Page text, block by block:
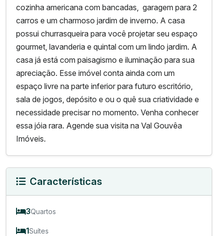
cozinha americana com bancadas, garagem para 2
carros e um charmoso jardim de inverno. A casa
possui churrasqueira para você projetar seu espaço
gourmet, lavanderia e quintal com um lindo jardim. A
casa já está com paisagismo e iluminação para sua
apreciação. Esse imóvel conta ainda com um
espaço livre na parte inferior para futuro escritório,
sala de jogos, depósito e ou o quê sua criatividade e
necessidade precisar no momento. Venha conhecer
essa jóia rara. Agende sua visita na Val Gouvêa
Imóveis.
Características
3Quartos
1Suítes